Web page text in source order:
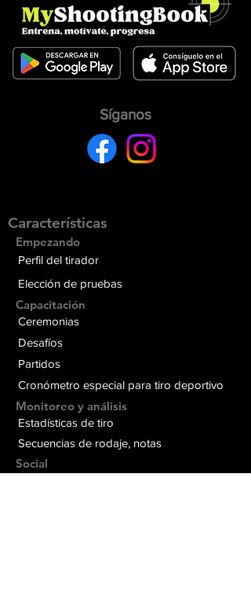
Síganos
Características
Empezando
Perfil del tirador
Elección de pruebas
Capacitación
Ceremonias
Desafíos
Partidos
Cronómetro especial para tiro deportivo
Monitoreo y análisis
Estadísticas de tiro
Secuencias de rodaje, notas
Social